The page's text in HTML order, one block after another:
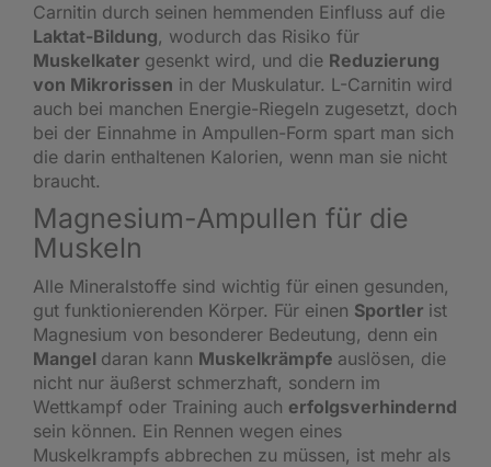
Carnitin durch seinen hemmenden Einfluss auf die
Laktat-Bildung, wodurch das Risiko für
Muskelkater gesenkt wird, und die Reduzierung
von Mikrorissen in der Muskulatur. L-Carnitin wird
auch bei manchen Energie-Riegeln zugesetzt, doch
bei der Einnahme in Ampullen-Form spart man sich
die darin enthaltenen Kalorien, wenn man sie nicht
braucht.
Magnesium-Ampullen für die
Muskeln
Alle Mineralstoffe sind wichtig für einen gesunden,
gut funktionierenden Körper. Für einen Sportler ist
Magnesium von besonderer Bedeutung, denn ein
Mangel daran kann Muskelkrämpfe auslösen, die
nicht nur äußerst schmerzhaft, sondern im
Wettkampf oder Training auch erfolgsverhindernd
sein können. Ein Rennen wegen eines
Muskelkrampfs abbrechen zu müssen, ist mehr als